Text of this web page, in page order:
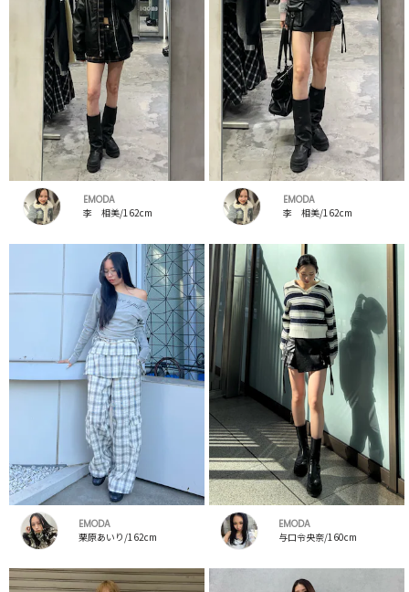
EMODA
李 相美/162cm
EMODA
李 相美/162cm
EMODA
栗原あいり/162cm
EMODA
与口令央奈/160cm